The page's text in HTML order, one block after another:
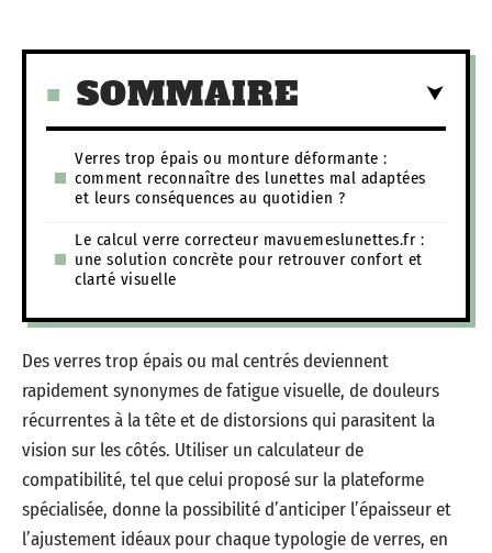
SOMMAIRE
Verres trop épais ou monture déformante :
comment reconnaître des lunettes mal adaptées
et leurs conséquences au quotidien ?
Le calcul verre correcteur mavuemeslunettes.fr :
une solution concrète pour retrouver confort et
clarté visuelle
Des verres trop épais ou mal centrés deviennent
rapidement synonymes de fatigue visuelle, de douleurs
récurrentes à la tête et de distorsions qui parasitent la
vision sur les côtés. Utiliser un calculateur de
compatibilité, tel que celui proposé sur la plateforme
spécialisée, donne la possibilité d’anticiper l’épaisseur et
l’ajustement idéaux pour chaque typologie de verres, en